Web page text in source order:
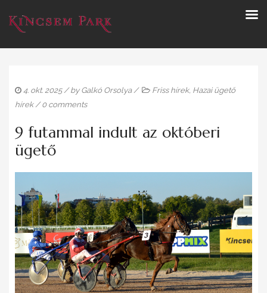
4. okt. 2025/ by Galkó Orsolya/ Friss hírek, Hazai ügető
hírek/0 comments
9 futammal indult az októberi
ügető